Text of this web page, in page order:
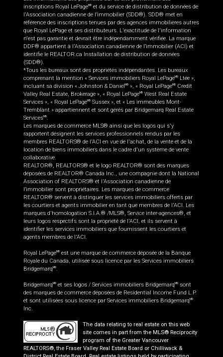
inscriptions Royal LePageMD et du service de distribution de données de
l'Association canadienne de l’immobilier (SDD®). SDD® met en
référence des inscriptions tenues par des agences immobilières autres
que Royal LePage et ses distributeurs. L'exactitude de l'information
n'est pas garantie et devrait être indépendamment vérifiée. La marque
DDF® appartient à l'Association canadienne de l’immobilier (ACI) et
identifie le REALTOR.ca Installation de distribution de données
(SDD®).
*Tous les bureaux sont des propriétés indépendantes. Les bureaux
comprenant la mention « Services immobiliers Royal LePageMD
Ltée »,
incluant sa division « Johnston & DanielMD », « Royal LePageMD
Credit
Valley Real Estate, Brokerage », « Royal LePageMD West Real Estate
Services », « Royal LePageMD Sussex », et « Les immeubles Mont-
Tremblant » appartiennent et sont gérés par Bridgemarq Real Estate
ServicesMD.
Les marques de commerce MLS® ainsi que les logos qui s'y
rapportent désignent les services professionnels rendus par les
membres REALTORS® de l'ACI en vue de l'achat, de la vente et de la
location de biens immobiliers dans le cadre d'un système de vente
collaborative.
REALTOR®, REALTORS® et le logo REALTOR® sont des marques
déposées de REALTOR® Canada Inc., une compagnie dont la National
Association of REALTORS® et l'Association canadienne de
l’immobilier sont propriétaires. Les marques de commerce
REALTOR® servent à distinguer les services immobiliers offerts par
les courtiers et agents immobilier en tant que membres de l'ACI. Les
marques d'homologation S.I.A.® /MLS®, Service inter-agences®, et
leurs logos respectifs sont la propriété de l'ACI, et ils servent à
identifier les services immobiliers que fournissent les courtiers et
agents membres de l'ACI.
Royal LePageMD est une marque de commerce déposée de la Banque
Royale du Canada, utilisée sous licence par les Services immobiliers
BridgemarqMD.
BridgemarqMD et ses logos / Services immobiliers BridgemarqMD
sont
des marques de commerce déposées de Residential Income Fund L.P.
et sont utilisées sous licence par Services immobiliers BridgemarqMD
Inc.
The data relating to real estate on this web
site comes in part from the MLS® Reciprocity
program of the Greater Vancouver
REALTORS®, the Fraser Valley Real Estate Board or Chilliwack &